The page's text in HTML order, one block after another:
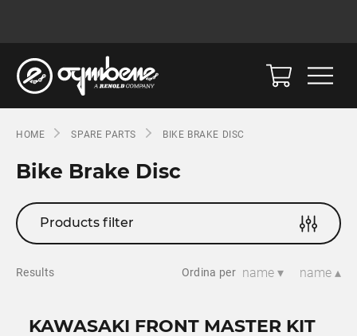
HOME SPARE PARTS BIKE BRAKE DISC
Bike Brake Disc
Products filter
Results Ordina per name ▾ name ▴
KAWASAKI FRONT MASTER KIT